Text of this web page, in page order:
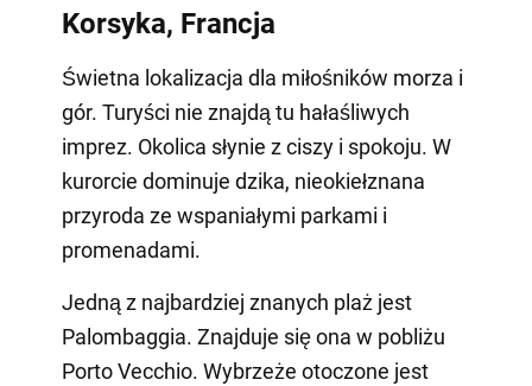
Korsyka, Francja
Świetna lokalizacja dla miłośników morza i
gór. Turyści nie znajdą tu hałaśliwych
imprez. Okolica słynie z ciszy i spokoju. W
kurorcie dominuje dzika, nieokiełznana
przyroda ze wspaniałymi parkami i
promenadami.
Jedną z najbardziej znanych plaż jest
Palombaggia. Znajduje się ona w pobliżu
Porto Vecchio. Wybrzeże otoczone jest